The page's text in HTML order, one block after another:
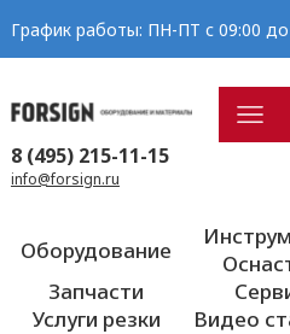
График работы: ПН-ПТ с 09:00 до
8 (495) 215-11-15
info@forsign.ru
Оборудование
Запчасти
Услуги резки
Видео